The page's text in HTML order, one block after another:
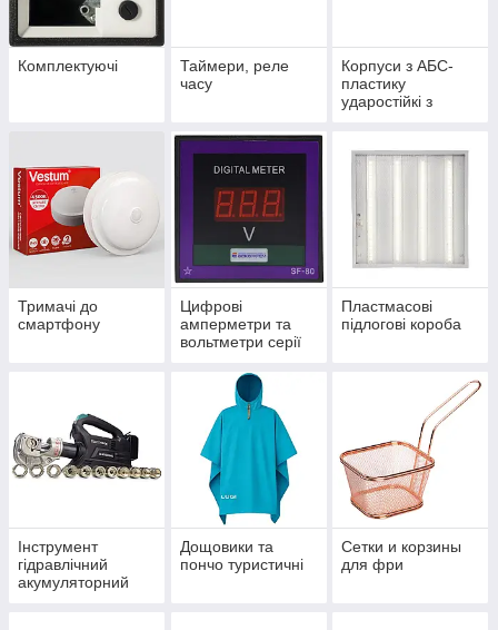
Комплектуючі
Таймери, реле
часу
Корпуси з АБС-
пластику
ударостійкі з
UBox
Тримачі до
смартфону
Цифрові
амперметри та
вольтметри серії
Пластмасові
підлогові короба
Інструмент
гідравлічний
акумуляторний
Дощовики та
пончо туристичні
Сетки и корзины
для фри